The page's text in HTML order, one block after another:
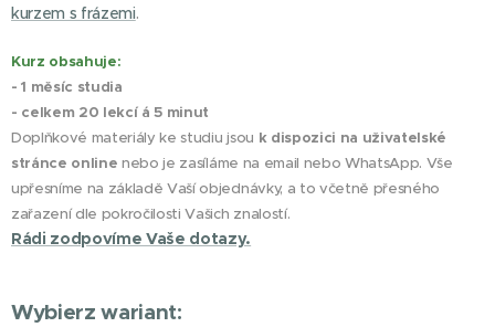
kurzem s frázemi.
Kurz obsahuje:
- 1 měsíc studia
- celkem 20 lekcí á 5 minut
Doplňkové materiály ke studiu jsou k dispozici na uživatelské
stránce online nebo je zasíláme na email nebo WhatsApp. Vše
upřesníme na základě Vaší objednávky, a to včetně přesného
zařazení dle pokročilosti Vašich znalostí.
Rádi zodpovíme Vaše dotazy.
Wybierz wariant: